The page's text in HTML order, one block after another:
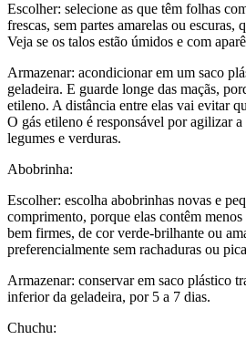
Escolher: selecione as que têm folhas
frescas, sem partes amarelas ou escuras,
Veja se os talos estão úmidos e com
Armazenar: acondicionar em um saco
geladeira. E guarde longe das maçãs,
etileno. A distância entre elas vai evitar
O gás etileno é responsável por agilizar a
legumes e verduras.
Abobrinha:
Escolher: escolha abobrinhas novas e
comprimento, porque elas contêm
bem firmes, de cor verde-brilhante ou
preferencialmente sem rachaduras ou
Armazenar: conservar em saco plástico
inferior da geladeira, por 5 a 7 dias.
Chuchu: